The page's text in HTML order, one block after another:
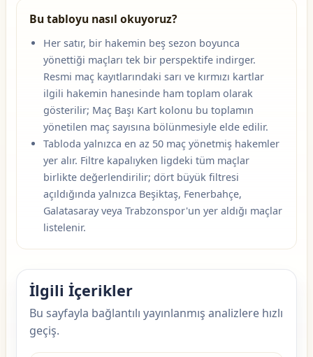
Bu tabloyu nasıl okuyoruz?
Her satır, bir hakemin beş sezon boyunca
yönettiği maçları tek bir perspektife indirger.
Resmi maç kayıtlarındaki sarı ve kırmızı kartlar
ilgili hakemin hanesinde ham toplam olarak
gösterilir; Maç Başı Kart kolonu bu toplamın
yönetilen maç sayısına bölünmesiyle elde edilir.
Tabloda yalnızca en az 50 maç yönetmiş hakemler
yer alır. Filtre kapalıyken ligdeki tüm maçlar
birlikte değerlendirilir; dört büyük filtresi
açıldığında yalnızca Beşiktaş, Fenerbahçe,
Galatasaray veya Trabzonspor'un yer aldığı maçlar
listelenir.
İlgili İçerikler
Bu sayfayla bağlantılı yayınlanmış analizlere hızlı
geçiş.